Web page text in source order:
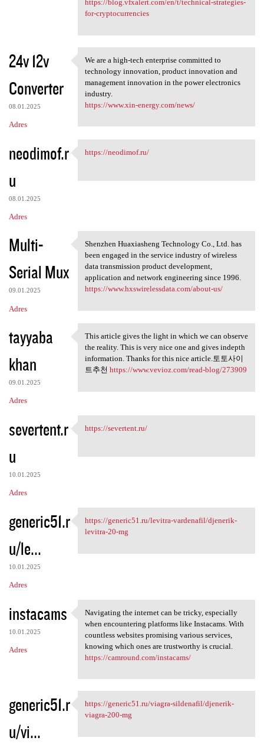
https://blog.vfxalert.com/en/t/technical-strategies-
for-cryptocurrencies
24v 12v
Converter
08.01.2025
Adres
We are a high-tech enterprise
We are a high-tech enterprise committed to
technology innovation, product innovation and
management innovation in the power electronics
industry.
https://www.xin-energy.com/news/
neodimof.r
u
08.01.2025
Adres
https://neodimof.ru/
https://neodimof.ru/
Multi-
Serial Mux
09.01.2025
Adres
Shenzhen Huaxiasheng
Shenzhen Huaxiasheng Technology Co., Ltd. has
been engaged in the service industry of wireless
data transmission product development,
application and network engineering since 1996.
https://www.hxswirelessdata.com/about-us/
tayyaba
khan
09.01.2025
Adres
This article gives the light
This article gives the light in which we can observe
the reality. This is very nice one and gives indepth
information. Thanks for this nice article.토토사이
트추천 https://www.vevioz.com/read-blog/273909
severtent.r
u
10.01.2025
Adres
https://severtent.ru/
https://severtent.ru/
generic51.r
u/le...
10.01.2025
Adres
https://generic51.ru/levitra
https://generic51.ru/levitra-vardenafil/djenerik-
levitra-20-mg
instacams
10.01.2025
Adres
Navigating the internet can
Navigating the internet can be tricky, especially
when encountering platforms like Instacams. With
countless websites promising various services,
knowing which ones are trustworthy is crucial.
https://camround.com/instacams/
generic51.r
u/vi...
https://generic51.ru/viagra
https://generic51.ru/viagra-sildenafil/djenerik-
viagra-200-mg